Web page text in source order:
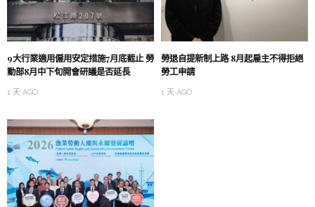
9大行業適用僱用安定措施7月底截止 勞
動部8月中下旬開會研議是否延長
1 天 AGO
勞退自提新制上路 8月起雇主不得拒絕
勞工申請
1 天 AGO